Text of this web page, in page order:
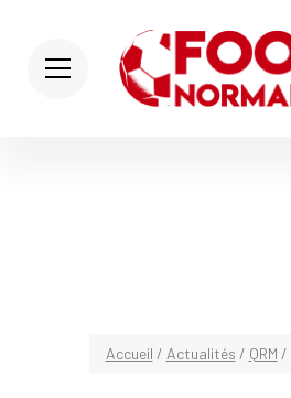
Accueil / Actualités / QRM /